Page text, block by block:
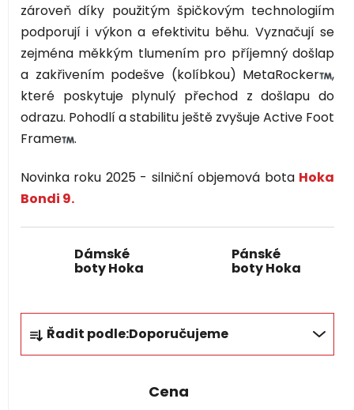
zároveň díky použitým špičkovým technologiím
podporují i výkon a efektivitu běhu. Vyznačují se
zejména měkkým tlumením pro příjemný došlap
a zakřivením podešve (kolíbkou) MetaRocker
,
které poskytuje plynulý přechod z došlapu do
odrazu. Pohodlí a stabilitu ještě zvyšuje Active Foot
Frame
.
Novinka roku 2025 - silniční objemová bota Hoka
Bondi 9.
Dámské
boty Hoka
Pánské
boty Hoka
Ř
a
z
Řadit podle:Doporučujeme
Cena